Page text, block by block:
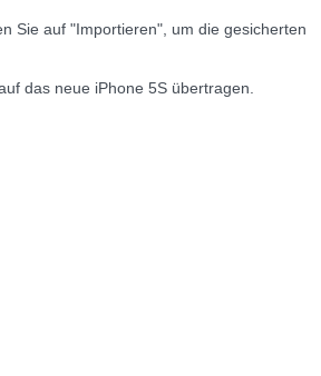
Sie auf "Importieren", um die gesicherten
das neue iPhone 5S übertragen.